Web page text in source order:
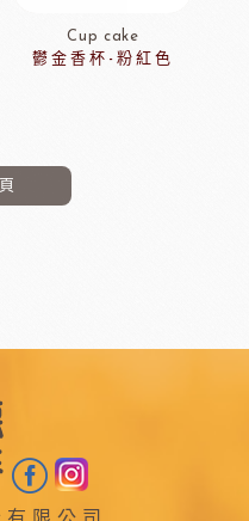
Cup cake
鬱金香杯-粉紅色